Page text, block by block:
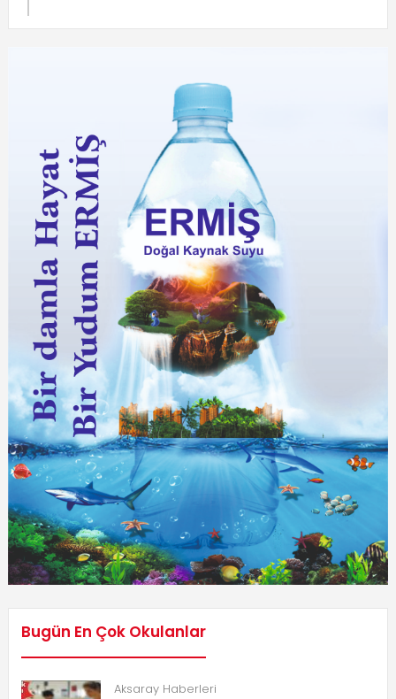
Bugün En Çok Okulanlar
Aksaray Haberleri